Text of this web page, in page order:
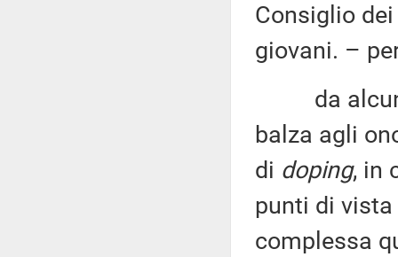
Consiglio
giovani. –
da alcuni
balza agli
di doping, in
punti di
complessa